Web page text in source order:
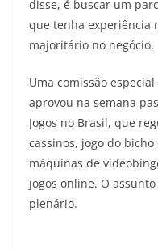
disse, é buscar um
que tenha experiência
majoritário no negócio.
Uma comissão
aprovou na semana
Jogos no Brasil, que
cassinos, jogo do
máquinas de
jogos online. O
plenário.